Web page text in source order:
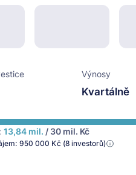
Výnosy
Kvartálně
13,84 mil. / 30 mil. Kč
950 000 Kč (8 investorů)